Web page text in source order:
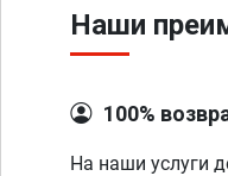
Наши
100%
На наши услуги